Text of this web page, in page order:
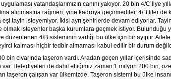
vatandaşlarımızın canını yakıyor. 20 bin 4/C’liye
alınmasına rağmen, yine kadroya geçirmediler. 4/B’liler de
tayin isteyemiyor. İkisi ayrı şehirlerde devam ediyorlar.
olmak isteyenler başka kurumlara geçmek istiyor. Bulunduğu
düzenlenen 4/B sisteminin varlığı bu ülke için bir ayıptır.
kalması hiçbir tedbir almaması kabul edilir bir durum
bin civarında taşeron vardı. Aradan geçen yıllar içerisinde
var. Belediyeleri de dahil ettiğimiz zaman 1 milyon 200 bin,
taşeron çalışan var ülkemizde. Taşeron sistemi bu ülke